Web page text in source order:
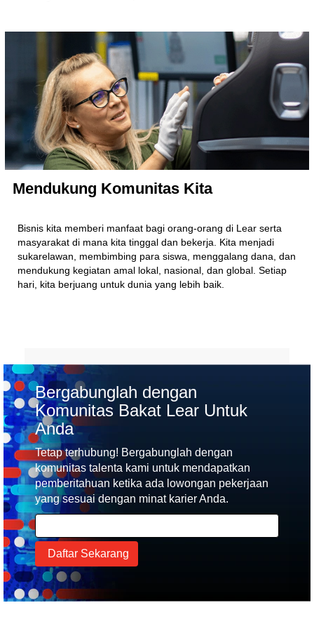
Mendukung Komunitas Kita
Bisnis kita memberi manfaat bagi orang-orang di Lear serta
masyarakat di mana kita tinggal dan bekerja. Kita menjadi
sukarelawan, membimbing para siswa, menggalang dana, dan
mendukung kegiatan amal lokal, nasional, dan global. Setiap
hari, kita berjuang untuk dunia yang lebih baik.
Bergabunglah dengan
Komunitas Bakat Lear Untuk
Anda
Tetap terhubung! Bergabunglah dengan
komunitas talenta kami untuk mendapatkan
pemberitahuan ketika ada lowongan pekerjaan
yang sesuai dengan minat karier Anda.